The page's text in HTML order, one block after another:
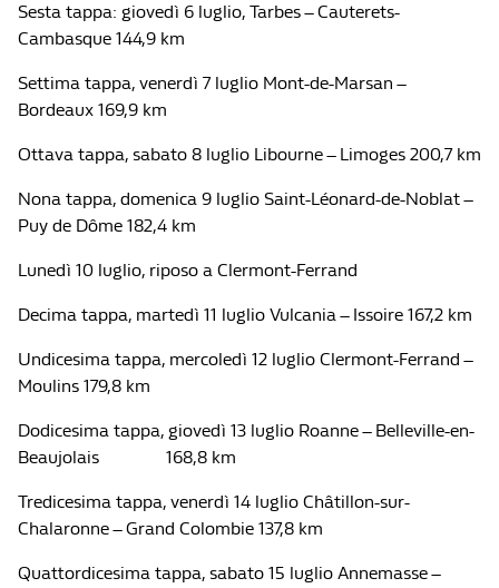
Sesta tappa: giovedì 6 luglio, Tarbes – Cauterets-
Cambasque 144,9 km
Settima tappa, venerdì 7 luglio Mont-de-Marsan –
Bordeaux 169,9 km
Ottava tappa, sabato 8 luglio Libourne – Limoges 200,7 km
Nona tappa, domenica 9 luglio Saint-Léonard-de-Noblat –
Puy de Dôme 182,4 km
Lunedì 10 luglio, riposo a Clermont-Ferrand
Decima tappa, martedì 11 luglio Vulcania – Issoire 167,2 km
Undicesima tappa, mercoledì 12 luglio Clermont-Ferrand –
Moulins 179,8 km
Dodicesima tappa, giovedì 13 luglio Roanne – Belleville-en-
Beaujolais 168,8 km
Tredicesima tappa, venerdì 14 luglio Châtillon-sur-
Chalaronne – Grand Colombie 137,8 km
Quattordicesima tappa, sabato 15 luglio Annemasse –